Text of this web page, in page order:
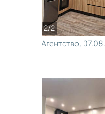
2/2
Агентство,